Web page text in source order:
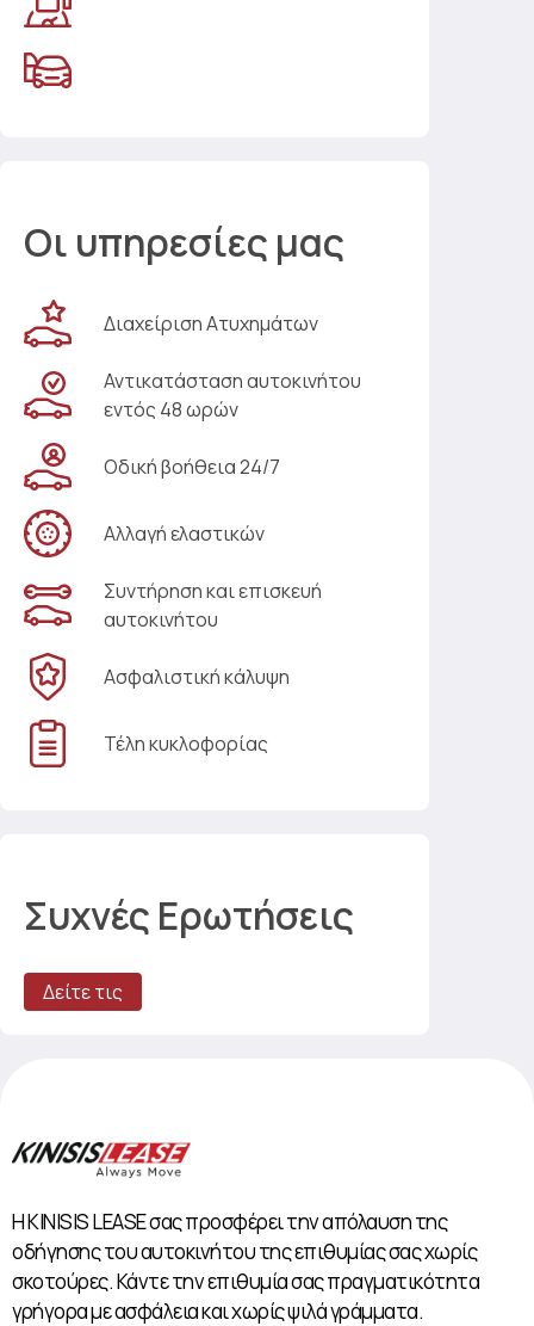
Οι υπηρεσίες μας
Διαχείριση Ατυχημάτων
Αντικατάσταση αυτοκινήτου
εντός 48 ωρών
Οδική βοήθεια 24/7
Αλλαγή ελαστικών
Συντήρηση και επισκευή
αυτοκινήτου
Ασφαλιστική κάλυψη
Τέλη κυκλοφορίας
Συχνές Ερωτήσεις
Δείτε τις
Η KINISIS LEASE σας προσφέρει την απόλαυση της
οδήγησης του αυτοκινήτου της επιθυμίας σας χωρίς
σκοτούρες. Κάντε την επιθυμία σας πραγματικότητα
γρήγορα με ασφάλεια και χωρίς ψιλά γράμματα.